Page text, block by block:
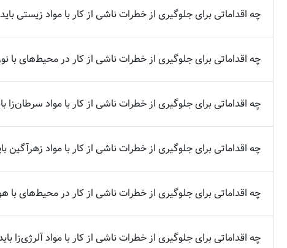
چه اقداماتی برای جلوگیری از خطرات ناشی از کار با مواد زیستی
چه اقداماتی برای جلوگیری از خطرات ناشی از کار در محیط‌های با
چه اقداماتی برای جلوگیری از خطرات ناشی از کار با مواد سرطان‌زا
چه اقداماتی برای جلوگیری از خطرات ناشی از کار با مواد زهرآگین
چه اقداماتی برای جلوگیری از خطرات ناشی از کار در محیط‌های با
چه اقداماتی برای جلوگیری از خطرات ناشی از کار با مواد آلرژی‌زا